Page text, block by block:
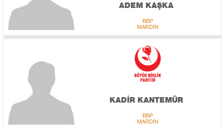
ADEM KAŞKA
BBP
MARDİN
KADİR KANTEMÜR
BBP
MARDİN